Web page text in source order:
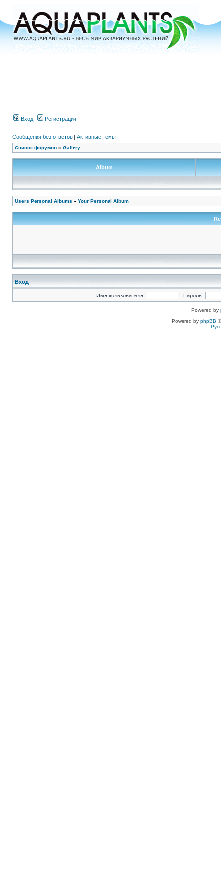
Вход Регистрация
Сообщения без ответов | Активные темы
Список форумов » Gallery
Album
Users Personal Albums » Your Personal Album
Вход
Имя пользователя: Пароль:
Powered by
Powered by phpBB